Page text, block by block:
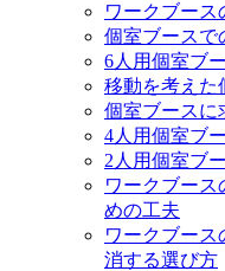
ワークブース
個室ブースで
6人用個室ブ
移動を考えた
個室ブースに
4人用個室ブ
2人用個室ブ
ワークブース
めの工夫
ワークブー
消する選び方